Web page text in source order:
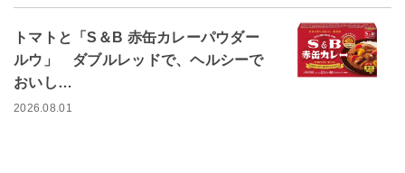
トマトと「S＆B 赤缶カレーパウダー
ルウ」 ダブルレッドで、ヘルシーで
おいし…
2026.08.01